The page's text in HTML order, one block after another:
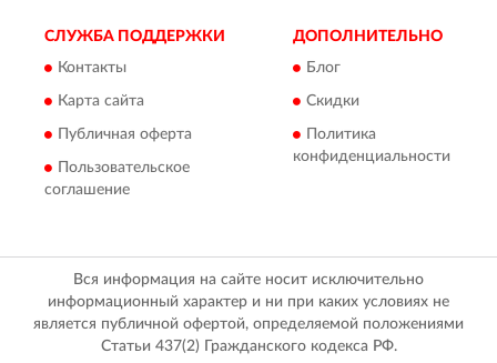
СЛУЖБА ПОДДЕРЖКИ
Контакты
Карта сайта
Публичная оферта
Пользовательское
соглашение
ДОПОЛНИТЕЛЬНО
Блог
Скидки
Политика
конфиденциальности
Вся информация на сайте носит исключительно
информационный характер и ни при каких условиях не
является публичной офертой, определяемой положениями
Статьи 437(2) Гражданского кодекса РФ.